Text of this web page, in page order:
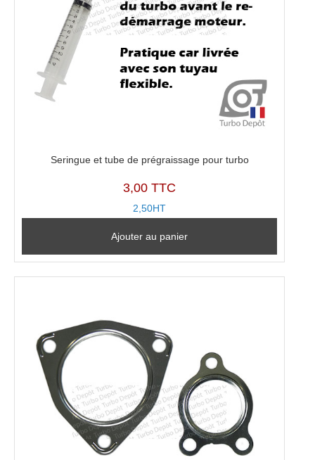
Seringue et tube de prégraissage pour turbo
3,00 TTC
2,50HT
Ajouter au panier